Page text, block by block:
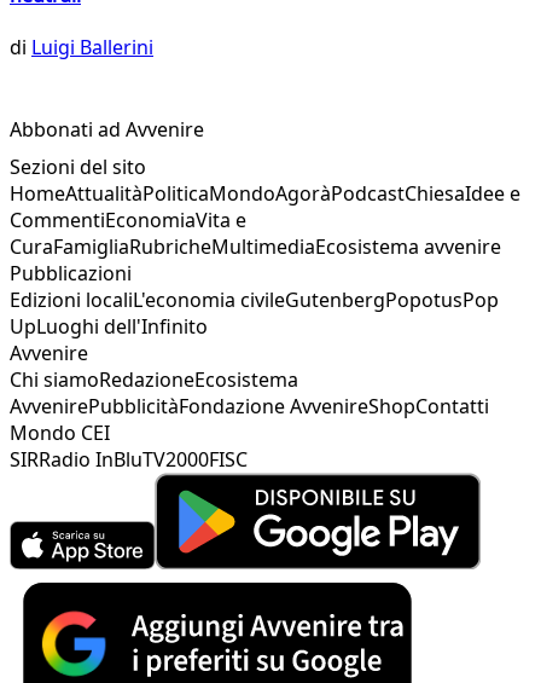
di Luigi Ballerini
Abbonati ad Avvenire
Sezioni del sito
HomeAttualitàPoliticaMondoAgoràPodcastChiesaIdee e
CommentiEconomiaVita e
CuraFamigliaRubricheMultimediaEcosistema avvenire
Pubblicazioni
Edizioni localiL'economia civileGutenbergPopotusPop
UpLuoghi dell'Infinito
Avvenire
Chi siamoRedazioneEcosistema
AvvenirePubblicitàFondazione AvvenireShopContatti
Mondo CEI
SIRRadio InBluTV2000FISC